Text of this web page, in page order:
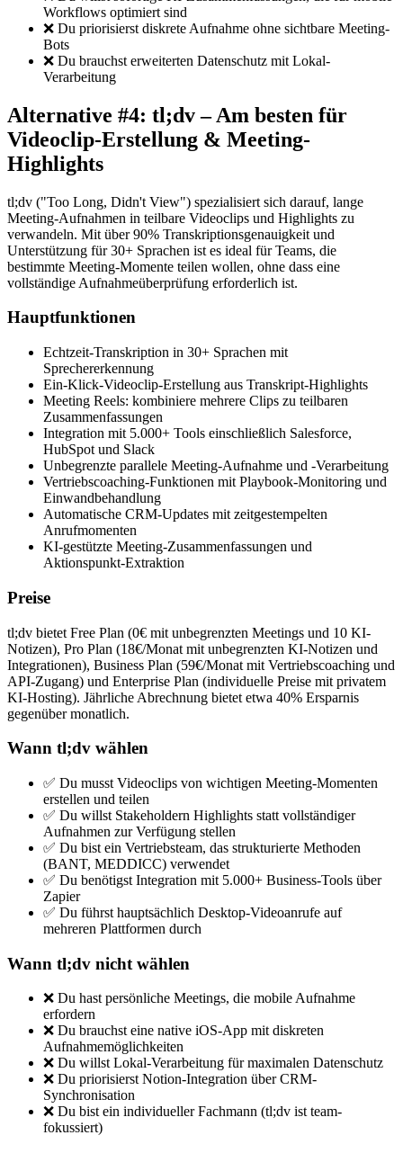
Workflows optimiert sind
❌ Du priorisierst diskrete Aufnahme ohne sichtbare Meeting-
Bots
❌ Du brauchst erweiterten Datenschutz mit Lokal-
Verarbeitung
Alternative #4: tl;dv – Am besten für
Videoclip-Erstellung & Meeting-
Highlights
tl;dv ("Too Long, Didn't View") spezialisiert sich darauf, lange
Meeting-Aufnahmen in teilbare Videoclips und Highlights zu
verwandeln. Mit über 90% Transkriptionsgenauigkeit und
Unterstützung für 30+ Sprachen ist es ideal für Teams, die
bestimmte Meeting-Momente teilen wollen, ohne dass eine
vollständige Aufnahmeüberprüfung erforderlich ist.
Hauptfunktionen
Echtzeit-Transkription in 30+ Sprachen mit
Sprechererkennung
Ein-Klick-Videoclip-Erstellung aus Transkript-Highlights
Meeting Reels: kombiniere mehrere Clips zu teilbaren
Zusammenfassungen
Integration mit 5.000+ Tools einschließlich Salesforce,
HubSpot und Slack
Unbegrenzte parallele Meeting-Aufnahme und -Verarbeitung
Vertriebscoaching-Funktionen mit Playbook-Monitoring und
Einwandbehandlung
Automatische CRM-Updates mit zeitgestempelten
Anrufmomenten
KI-gestützte Meeting-Zusammenfassungen und
Aktionspunkt-Extraktion
Preise
tl;dv bietet Free Plan (0€ mit unbegrenzten Meetings und 10 KI-
Notizen), Pro Plan (18€/Monat mit unbegrenzten KI-Notizen und
Integrationen), Business Plan (59€/Monat mit Vertriebscoaching und
API-Zugang) und Enterprise Plan (individuelle Preise mit privatem
KI-Hosting). Jährliche Abrechnung bietet etwa 40% Ersparnis
gegenüber monatlich.
Wann tl;dv wählen
✅ Du musst Videoclips von wichtigen Meeting-Momenten
erstellen und teilen
✅ Du willst Stakeholdern Highlights statt vollständiger
Aufnahmen zur Verfügung stellen
✅ Du bist ein Vertriebsteam, das strukturierte Methoden
(BANT, MEDDICC) verwendet
✅ Du benötigst Integration mit 5.000+ Business-Tools über
Zapier
✅ Du führst hauptsächlich Desktop-Videoanrufe auf
mehreren Plattformen durch
Wann tl;dv nicht wählen
❌ Du hast persönliche Meetings, die mobile Aufnahme
erfordern
❌ Du brauchst eine native iOS-App mit diskreten
Aufnahmemöglichkeiten
❌ Du willst Lokal-Verarbeitung für maximalen Datenschutz
❌ Du priorisierst Notion-Integration über CRM-
Synchronisation
❌ Du bist ein individueller Fachmann (tl;dv ist team-
fokussiert)